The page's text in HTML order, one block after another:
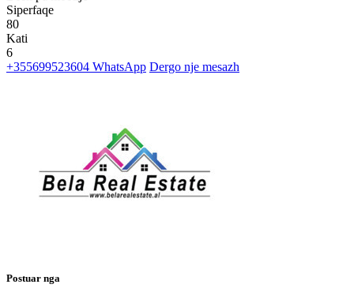
Siperfaqe
80
Kati
6
+355699523604 WhatsApp Dergo nje mesazh
Postuar nga